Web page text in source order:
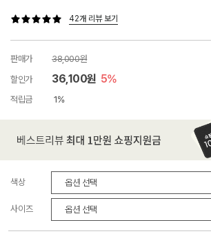
42개 리뷰 보기
판매가
38,000원
할인가
36,100원 5%
적립금 1%
색상
사이즈